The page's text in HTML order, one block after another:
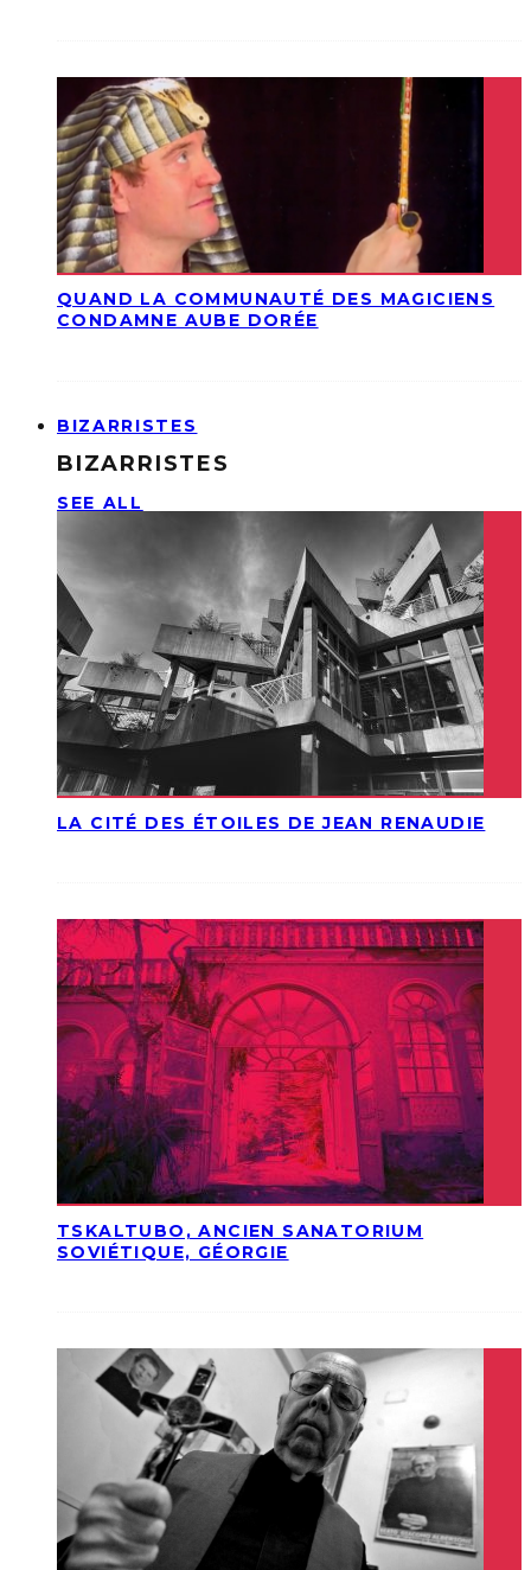
QUAND LA COMMUNAUTÉ DES MAGICIENS
CONDAMNE AUBE DORÉE
BIZARRISTES
BIZARRISTES
SEE ALL
LA CITÉ DES ÉTOILES DE JEAN RENAUDIE
TSKALTUBO, ANCIEN SANATORIUM
SOVIÉTIQUE, GÉORGIE